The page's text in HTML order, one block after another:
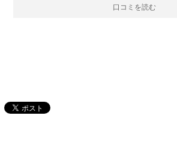
口コミを読む